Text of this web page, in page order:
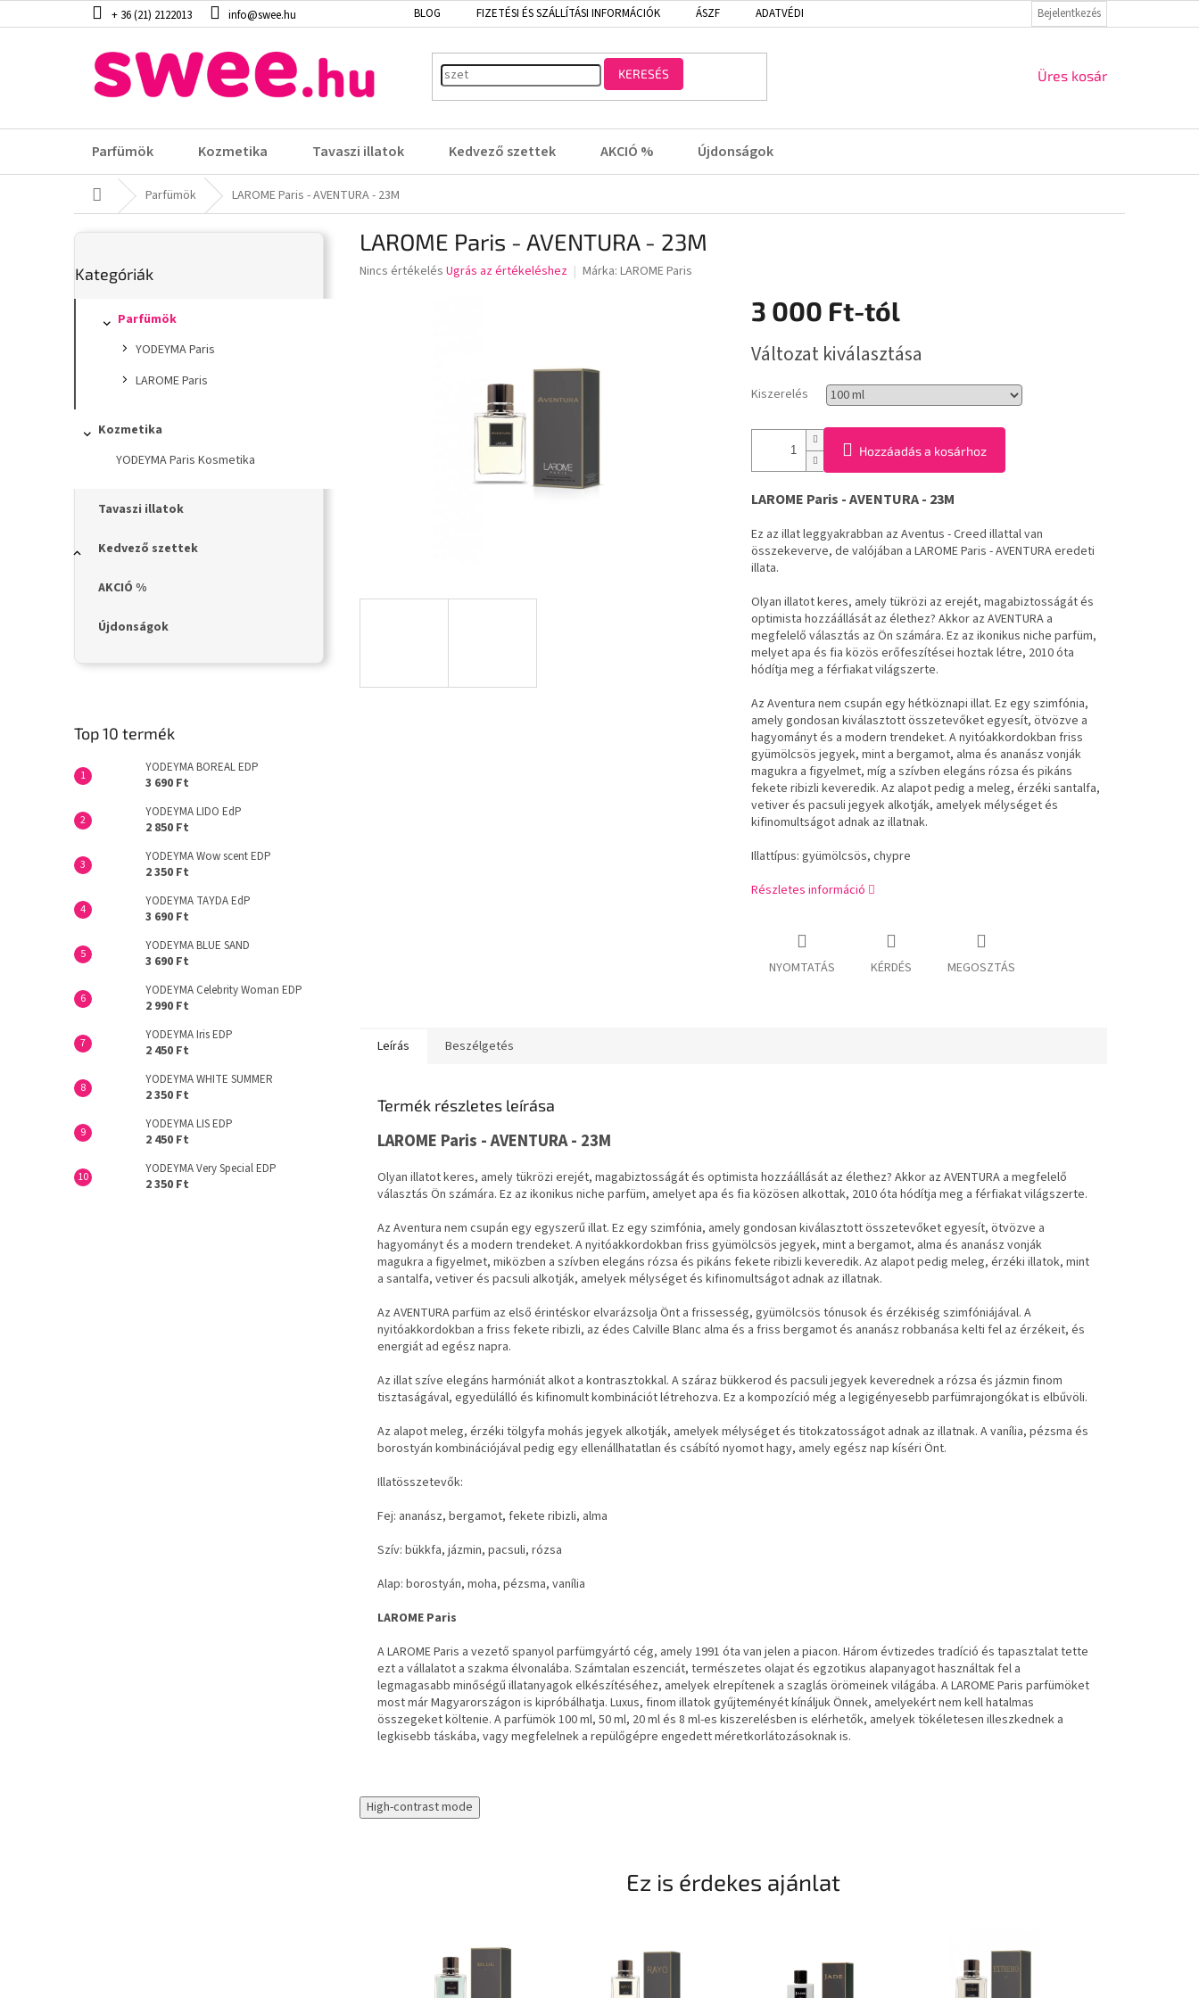
a
+ 36 (21) 2122013 info@swee.hu BLOG FIZETÉSI ÉS SZÁLLÍTÁSI INFORMÁCIÓK ÁSZF ADATVÉDELMI IRÁNYELVEK VISSZAKÜLDÉS ÉS REKLAMÁCIÓ
Bejelentkezés
KERESÉS KOSÁR
Üres kosár
Parfümök Kozmetika Tavaszi illatok Kedvező szettek AKCIÓ % Újdonságok
KezdőlapParfümök LAROME Paris - AVENTURA - 23M
l
a
l
átugrása
Kategóriák
Parfümök
YODEYMA Paris
LAROME Paris
Kozmetika
YODEYMA Paris Kosmetika
Tavaszi illatok
Kedvező szettek
AKCIÓ %
Újdonságok
Top 10 termék
YODEYMA BOREAL EDP
3 690 Ft
YODEYMA LIDO EdP
2 850 Ft
YODEYMA Wow scent EDP
2 350 Ft
YODEYMA TAYDA EdP
3 690 Ft
YODEYMA BLUE SAND
3 690 Ft
YODEYMA Celebrity Woman EDP
2 990 Ft
YODEYMA Iris EDP
2 450 Ft
YODEYMA WHITE SUMMER
2 350 Ft
YODEYMA LIS EDP
2 450 Ft
YODEYMA Very Special EDP
2 350 Ft
LAROME Paris - AVENTURA - 23M
A
Nincs értékelés Ugrás az értékeléshez Márka: LAROME Paris
3 000 Ft-tól
Változat kiválasztása
Kiszerelés
Hozzáadás a kosárhoz
LAROME Paris - AVENTURA - 23M
Ez az illat leggyakrabban az Aventus - Creed illattal van
összekeverve, de valójában a LAROME Paris - AVENTURA eredeti
illata.
Olyan illatot keres, amely tükrözi az erejét, magabiztosságát és
optimista hozzáállását az élethez? Akkor az AVENTURA a
megfelelő választás az Ön számára. Ez az ikonikus niche parfüm,
melyet apa és fia közös erőfeszítései hoztak létre, 2010 óta
hódítja meg a férfiakat világszerte.
Az Aventura nem csupán egy hétköznapi illat. Ez egy szimfónia,
amely gondosan kiválasztott összetevőket egyesít, ötvözve a
hagyományt és a modern trendeket. A nyitóakkordokban friss
gyümölcsös jegyek, mint a bergamot, alma és ananász vonják
magukra a figyelmet, míg a szívben elegáns rózsa és pikáns
fekete ribizli keveredik. Az alapot pedig a meleg, érzéki santalfa,
vetiver és pacsuli jegyek alkotják, amelyek mélységet és
kifinomultságot adnak az illatnak.
Illattípus: gyümölcsös, chypre
Részletes információ
NYOMTATÁS KÉRDÉS MEGOSZTÁS
Leírás Beszélgetés
Termék részletes leírása
LAROME Paris - AVENTURA - 23M
Olyan illatot keres, amely tükrözi erejét, magabiztosságát és optimista hozzáállását az élethez? Akkor az AVENTURA a megfelelő
választás Ön számára. Ez az ikonikus niche parfüm, amelyet apa és fia közösen alkottak, 2010 óta hódítja meg a férfiakat világszerte.
Az Aventura nem csupán egy egyszerű illat. Ez egy szimfónia, amely gondosan kiválasztott összetevőket egyesít, ötvözve a
hagyományt és a modern trendeket. A nyitóakkordokban friss gyümölcsös jegyek, mint a bergamot, alma és ananász vonják
magukra a figyelmet, miközben a szívben elegáns rózsa és pikáns fekete ribizli keveredik. Az alapot pedig meleg, érzéki illatok, mint
a santalfa, vetiver és pacsuli alkotják, amelyek mélységet és kifinomultságot adnak az illatnak.
Az AVENTURA parfüm az első érintéskor elvarázsolja Önt a frissesség, gyümölcsös tónusok és érzékiség szimfóniájával. A
nyitóakkordokban a friss fekete ribizli, az édes Calville Blanc alma és a friss bergamot és ananász robbanása kelti fel az érzékeit, és
energiát ad egész napra.
Az illat szíve elegáns harmóniát alkot a kontrasztokkal. A száraz bükkerod és pacsuli jegyek keverednek a rózsa és jázmin finom
tisztaságával, egyedülálló és kifinomult kombinációt létrehozva. Ez a kompozíció még a legigényesebb parfümrajongókat is elbűvöli.
Az alapot meleg, érzéki tölgyfa mohás jegyek alkotják, amelyek mélységet és titokzatosságot adnak az illatnak. A vanília, pézsma és
borostyán kombinációjával pedig egy ellenállhatatlan és csábító nyomot hagy, amely egész nap kíséri Önt.
Illatösszetevők:
Fej: ananász, bergamot, fekete ribizli, alma
Szív: bükkfa, jázmin, pacsuli, rózsa
Alap: borostyán, moha, pézsma, vanília
LAROME Paris
A LAROME Paris a vezető spanyol parfümgyártó cég, amely 1991 óta van jelen a piacon. Három évtizedes tradíció és tapasztalat tette
ezt a vállalatot a szakma élvonalába. Számtalan eszenciát, természetes olajat és egzotikus alapanyagot használtak fel a
legmagasabb minőségű illatanyagok elkészítéséhez, amelyek elrepítenek a szaglás örömeinek világába. A LAROME Paris parfümöket
most már Magyarországon is kipróbálhatja. Luxus, finom illatok gyűjteményét kínáljuk Önnek, amelyekért nem kell hatalmas
összegeket költenie. A parfümök 100 ml, 50 ml, 20 ml és 8 ml-es kiszerelésben is elérhetők, amelyek tökéletesen illeszkednek a
legkisebb táskába, vagy megfelelnek a repülőgépre engedett méretkorlátozásoknak is.
High-contrast mode
Ez is érdekes ajánlat